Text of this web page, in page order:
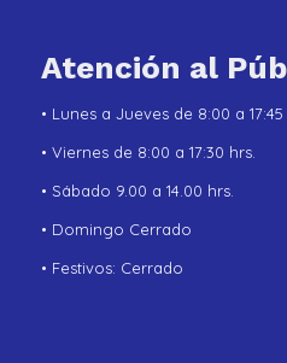
Atención al
• Lunes a Jueves de 8:00 a 17:45
• Viernes de 8:00 a 17:30 hrs.
• Sábado 9.00 a 14.00 hrs.
• Domingo Cerrado
• Festivos: Cerrado